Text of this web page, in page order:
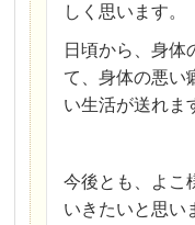
しく思います。
日頃から、身体
て、身体の悪い
い生活が送れま
今後とも、よこ
いきたいと思い